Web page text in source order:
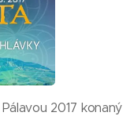
2017 konaný